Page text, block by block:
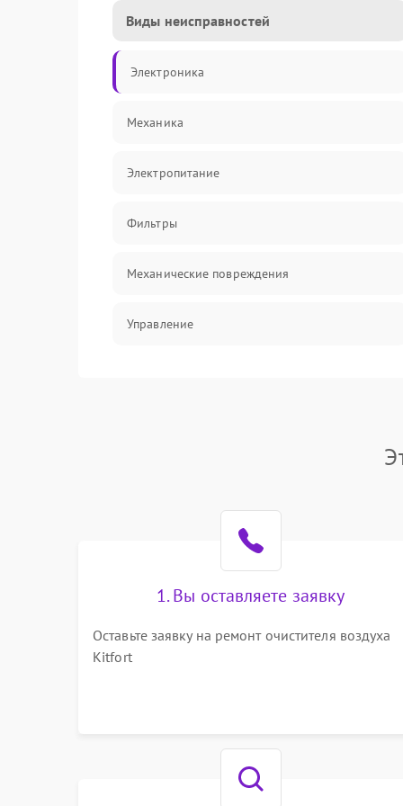
Виды неисправностей
Электроника
Механика
Электропитание
Фильтры
Механические повреждения
Управление
1. Вы оставляете заявку
Оставьте заявку на ремонт очистителя воздуха
Kitfort